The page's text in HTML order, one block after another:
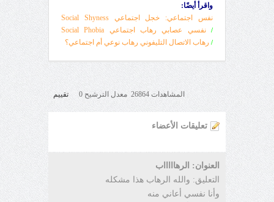
واقرأ أيضًا:
نفس اجتماعي: خجل اجتماعي Social Shyness
/ نفسي عصابي رهاب اجتماعي Social Phobia
/ رهاب الاتصال التليفوني رهاب نوعي أم اجتماعي؟
المشاهدات 26864 معدل الترشيح 0 تقييم
تعليقات الأعضاء
العنوان: الرهاااااب
التعليق: والله الرهاب هذا مشكله
وأنا نفسي أعاني منه